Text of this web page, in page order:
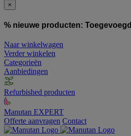
×
% nieuwe producten: Toegevoegd
Naar winkelwagen
Verder winkelen
Categorieën
Aanbiedingen
Refurbished producten
Manutan EXPERT
Offerte aanvragen Contact